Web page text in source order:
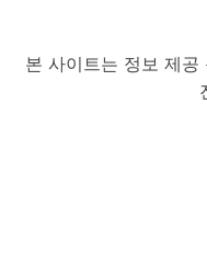
본 사이트는 정보 제공